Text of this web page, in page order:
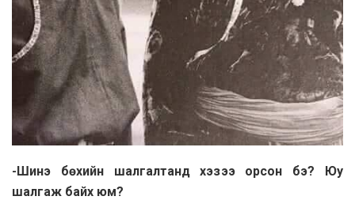
-Шинэ бөхийн шалгалтанд хэзээ орсон бэ? Юу
шалгаж байх юм?